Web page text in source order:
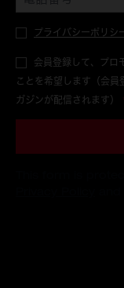
プライバシーポリシ
会員登録して、プロ
ことを希望します（会
ガジンが配信されます）